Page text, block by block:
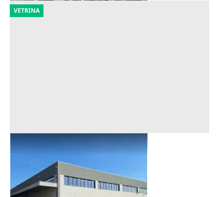
VETRINA
Asta Capannone con uffici e corte
Ravenna (Ravenna)
1.185.600 €
25/09/2026